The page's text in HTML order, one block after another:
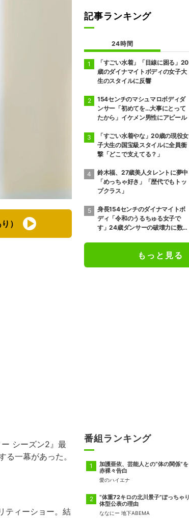
）
シーズン2』最
一幕があった。
ティーショー。結
記事ランキング
24時間
「すごい水着」「目線に困る」20
歳のダイナマイトボディの女子大
生のスタイルに反響
154センチのマシュマロボディダ
ンサー「初めてを…大事にとって
たから」イケメン男性にアピール
「すごい水着やな」20歳の現役女
子大生の国宝級スタイルに全員衝
撃「どこで支えてる？」
鈴木福、27歳美人タレントに夢中
「めっちゃ好き」「歴代でもトッ
プクラス」
身長154センチのダイナマイトボ
ディ「令和のうるちゅる女子で
す」24歳ダンサーの破壊力に数原
もっと見る
番組ランキング
加護亜依、芸能人との“体の関係”を
赤裸々告白
愛のハイエナ
“体重72キロの北川景子”ぽっちゃり
体型公表の理由
ななにー 地下ABEMA